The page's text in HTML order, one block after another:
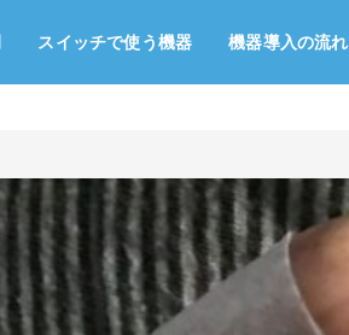
スイッチで使う機器 機器導入の流れ